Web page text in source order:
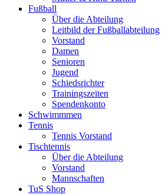
Fußball
Über die Abteilung
Leitbild der Fußballabteilung
Vorstand
Damen
Senioren
Jugend
Schiedsrichter
Trainingszeiten
Spendenkonto
Schwimmmen
Tennis
Tennis Vorstand
Tischtennis
Über die Abteilung
Vorstand
Mannschaften
TuS Shop